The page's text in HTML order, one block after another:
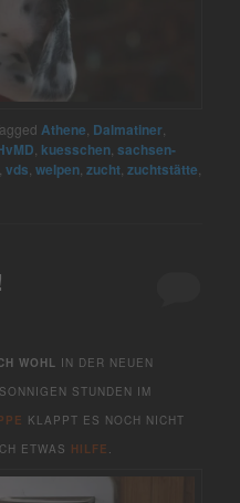
Athene, Dalmatiner,
, kuesschen,sachsen-
,vds,welpen,zucht,zuchtstätte,
WOHL IN DER NEUEN
STUNDEN IM F
KLAPPT ES NOCH NICHT
ETWAS HILFE .